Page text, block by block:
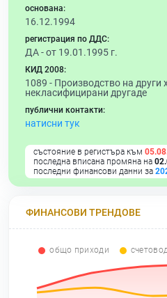
основана:
16.12.1994
регистрация по ДДС:
ДА - от 19.01.1995 г.
КИД 2008:
1089 - Производство на други
некласифицирани другаде
публични контакти:
натисни тук
състояние в регистъра към
последна вписана промяна на
последни финансови данни за
ФИНАНСОВИ ТРЕНДОВЕ
общо приходи